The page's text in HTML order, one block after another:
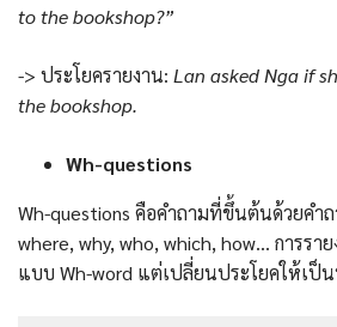
to the bookshop?”
-> ประโยครายงาน: Lan asked Nga if
the bookshop.
Wh-questions
Wh-questions คือคำถามที่ขึ้นต้นด้วยคำ
where, why, who, which, how… การราย
แบบ Wh-word แต่เปลี่ยนประโยคให้เป็น